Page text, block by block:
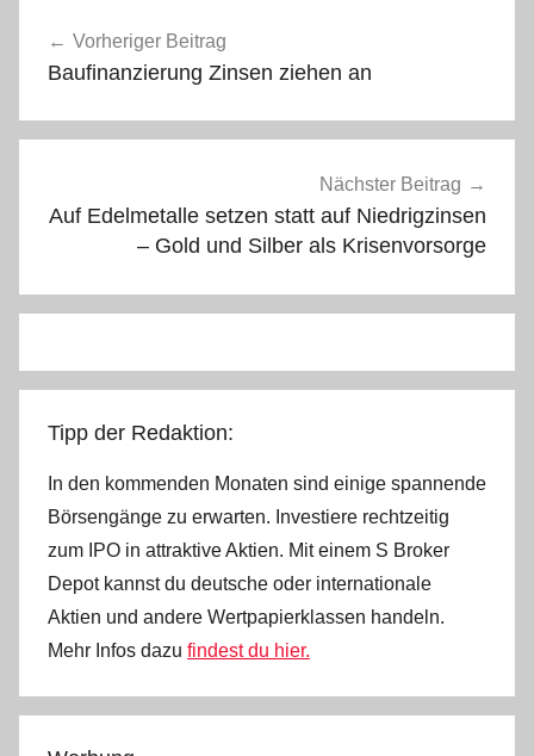
Vorheriger Beitrag
Baufinanzierung Zinsen ziehen an
Nächster Beitrag
Auf Edelmetalle setzen statt auf Niedrigzinsen
– Gold und Silber als Krisenvorsorge
Tipp der Redaktion:
In den kommenden Monaten sind einige spannende
Börsengänge zu erwarten. Investiere rechtzeitig
zum IPO in attraktive Aktien. Mit einem S Broker
Depot kannst du deutsche oder internationale
Aktien und andere Wertpapierklassen handeln.
Mehr Infos dazu findest du hier.